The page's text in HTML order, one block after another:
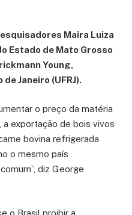
Maira Luiza
Estado de Mato Grosso
Young,
Janeiro (UFRJ).
o preço da matéria
exportação de bois vivos
bovina refrigerada
o mesmo país
diz George